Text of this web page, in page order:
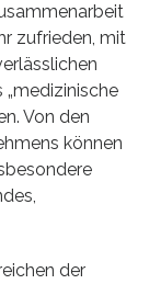
zufrieden, mit
„medizinische
Von den
können
der